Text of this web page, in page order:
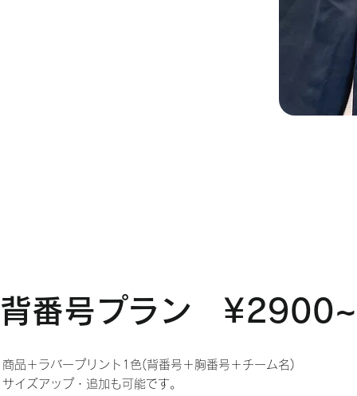
背番号プラン ¥2900~
商品＋ラバープリント1色(背番号＋胸番号＋チーム名)
サイズアップ・追加も可能です。